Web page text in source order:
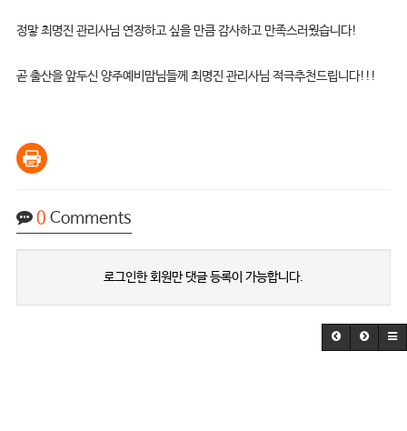
정맣 최명진 관리사님 연장하고 싶을 만큼 감사하고 만족스러웠습니다!
곧 출산을 앞두신 양주예비맘님들께 최명진 관리사님 적극추천드립니다!!!
0 Comments
로그인한 회원만 댓글 등록이 가능합니다.